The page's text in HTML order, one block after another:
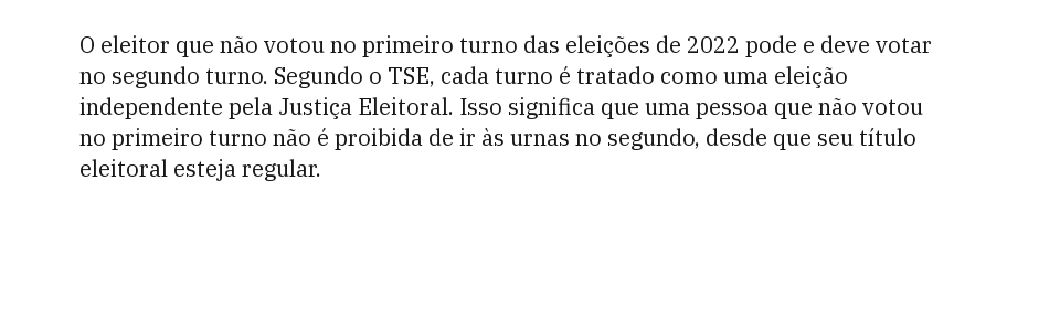
O eleitor que não votou no primeiro turno das eleições de 2022 pode e deve votar
no segundo turno. Segundo o TSE, cada turno é tratado como uma eleição
independente pela Justiça Eleitoral. Isso significa que uma pessoa que não votou
no primeiro turno não é proibida de ir às urnas no segundo, desde que seu título
eleitoral esteja regular.